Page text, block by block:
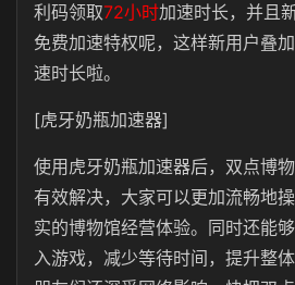
利码领取72小时加速时长，并且
免费加速特权呢，这样新用户叠
速时长啦。
[虎牙奶瓶加速器]
使用虎牙奶瓶加速器后，双点博
有效解决，大家可以更加流畅地
实的博物馆经营体验。同时还能
入游戏，减少等待时间，提升整